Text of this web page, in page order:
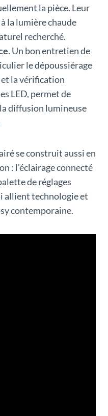
la pièce. Leur
la lumière chaude
recherché.
. Un bon entretien de
le dépoussiérage
la vérification
LED, permet de
diffusion lumineuse
se construit aussi en
: l’éclairage connecté
de réglages
allient technologie et
contemporaine.